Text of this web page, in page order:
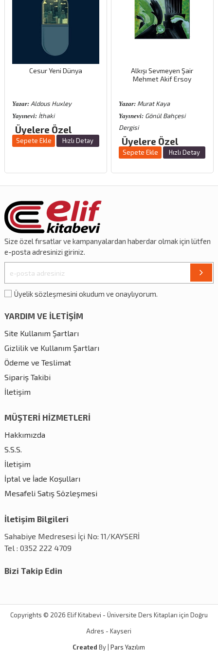
Cesur Yeni Dünya
Yazar: Aldous Huxley
Yayınevi: İthaki
Üyelere Özel
Sepete Ekle Hızlı Detay
Alkışı Sevmeyen Şair
Mehmet Akif Ersoy
Yazar: Murat Kaya
Yayınevi: Gönül Bahçesi
Dergisi
Üyelere Özel
Sepete Ekle Hızlı Detay
Size özel fırsatlarve kampanyalardan haberdar olmak için lütfen
e-posta adresinizi giriniz.
Üyelik sözleşmesini okudum ve onaylıyorum.
YARDIM VE İLETİŞİM
Site Kullanım Şartları
Gizlilik ve Kullanım Şartları
Ödeme ve Teslimat
Sipariş Takibi
İletişim
MÜŞTERİ HİZMETLERİ
Hakkımızda
S.S.S.
İletişim
İptal ve İade Koşulları
Mesafeli Satış Sözleşmesi
İletişim Bilgileri
Sahabiye Medresesi İçi No: 11/KAYSERİ
Tel : 0352 222 4709
Bizi Takip Edin
Copyrights © 2026 Elif Kitabevi - Üniversite Ders Kitapları için Doğru
Adres - Kayseri
Created By |Pars Yazılım